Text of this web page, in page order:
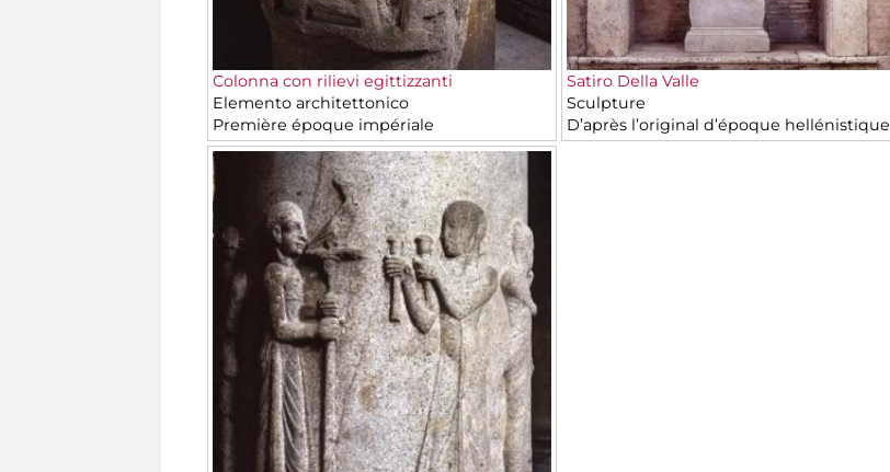
Colonna con rilievi egittizzanti
Elemento architettonico
Première époque impériale
Satiro Della Valle
Sculpture
D’après l’original d’époque hellénistique